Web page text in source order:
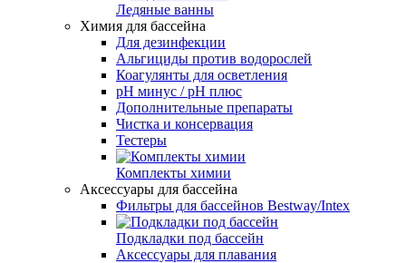
Ледяные ванны
Химия для бассейна
Для дезинфекции
Альгициды против водорослей
Коагулянты для осветления
pH минус / pH плюс
Дополнительные препараты
Чистка и консервация
Тестеры
Комплекты химии
Аксессуары для бассейна
Фильтры для бассейнов Bestway/Intex
Подкладки под бассейн
Аксессуары для плавания